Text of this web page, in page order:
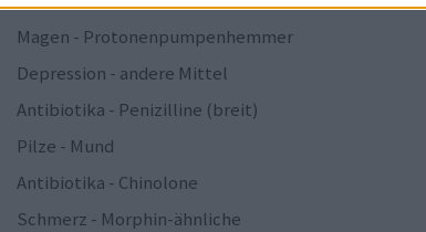
Magen - Protonenpumpenhemmer
Depression - andere Mittel
Antibiotika - Penizilline (breit)
Pilze - Mund
Antibiotika - Chinolone
Schmerz - Morphin-ähnliche